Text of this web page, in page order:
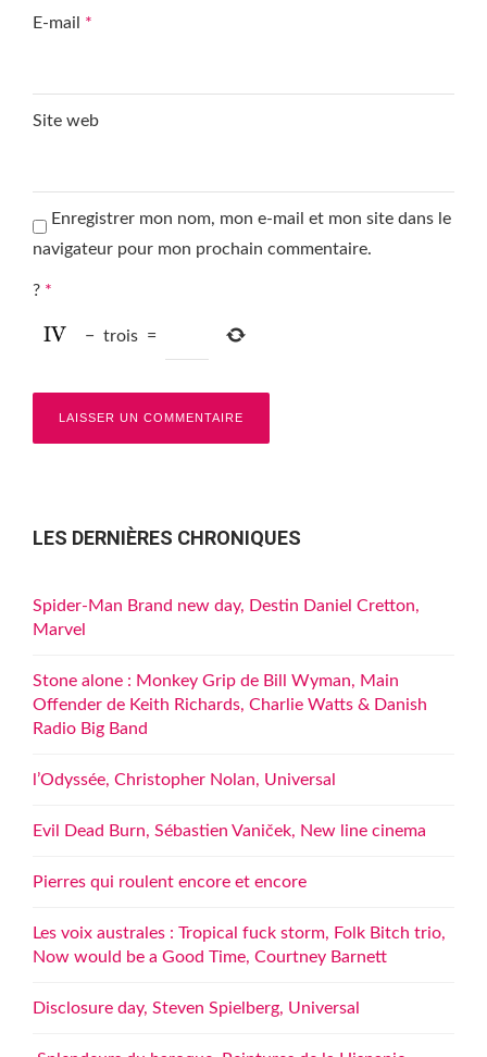
E-mail *
Site web
Enregistrer mon nom, mon e-mail et mon site dans le
navigateur pour mon prochain commentaire.
? *
− trois =
LES DERNIÈRES CHRONIQUES
Spider-Man Brand new day, Destin Daniel Cretton,
Marvel
Stone alone : Monkey Grip de Bill Wyman, Main
Offender de Keith Richards, Charlie Watts & Danish
Radio Big Band
l’Odyssée, Christopher Nolan, Universal
Evil Dead Burn, Sébastien Vaniček, New line cinema
Pierres qui roulent encore et encore
Les voix australes : Tropical fuck storm, Folk Bitch trio,
Now would be a Good Time, Courtney Barnett
Disclosure day, Steven Spielberg, Universal